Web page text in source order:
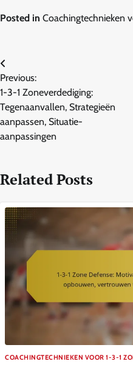
Posted in Coachingtechnieken
Post
navigation
Previous:
1-3-1 Zoneverdediging:
Tegenaanvallen, Strategieën
aanpassen, Situatie-
aanpassingen
Related Posts
COACHINGTECHNIEKEN VOOR 1-3-1